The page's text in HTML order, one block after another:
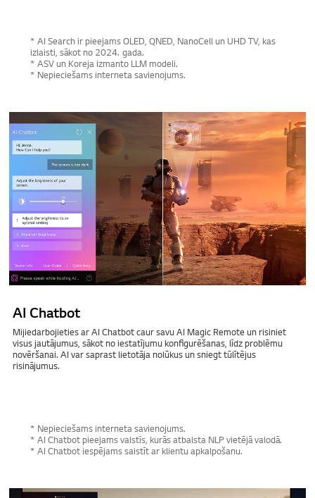
* AI Search ir pieejams OLED, QNED, NanoCell un UHD TV, kas
izlaisti, sākot no 2024. gada.
* ASV un Koreja izmanto LLM modeli.
* Nepieciešams interneta savienojums.
AI Chatbot
Mijiedarbojieties ar AI Chatbot caur savu AI Magic Remote un risiniet
visus jautājumus, sākot no iestatījumu konfigurēšanas, līdz problēmu
novēršanai. AI var saprast lietotāja nolūkus un sniegt tūlītējus
risinājumus.
* Nepieciešams interneta savienojums.
* AI Chatbot pieejams valstīs, kurās atbalsta NLP vietējā valodā.
* AI Chatbot iespējams saistīt ar klientu apkalpošanu.